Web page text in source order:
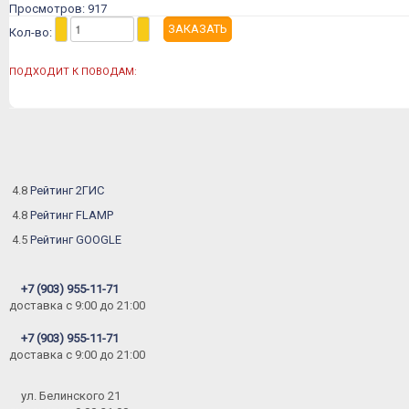
Просмотров: 917
Кол-во:
ПОДХОДИТ К ПОВОДАМ:
4.8 Рейтинг 2ГИС
4.8 Рейтинг FLAMP
4.5 Рейтинг GOOGLE
+7 (903) 955-11-71
доставка c 9:00 до 21:00
+7 (903) 955-11-71
доставка c 9:00 до 21:00
ул. Белинского 21